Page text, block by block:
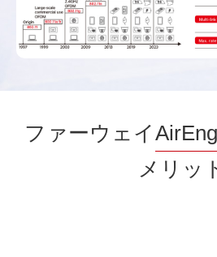
ファーウェイ
メリッ